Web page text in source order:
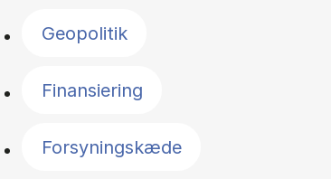
Geopolitik
Finansiering
Forsyningskæde